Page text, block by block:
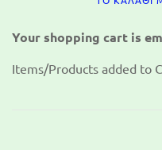
Your shopping cart is
Items/Products added to